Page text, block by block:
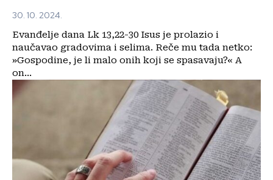
30. 10. 2024.
Evanđelje dana Lk 13,22-30 Isus je prolazio i
naučavao gradovima i selima. Reče mu tada netko:
»Gospodine, je li malo onih koji se spasavaju?« A
on...